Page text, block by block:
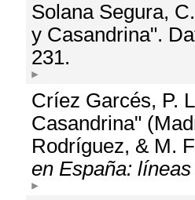
Solana Segura,
y Casandrina".
231.
Críez Garcés, P.
Casandrina"
Rodríguez, & M.
en España: